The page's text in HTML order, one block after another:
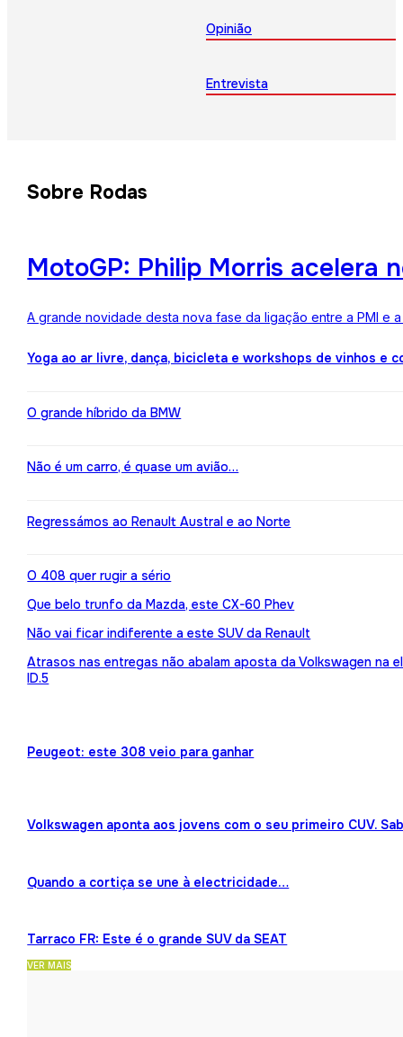
Opinião
Entrevista
Sobre Rodas
MotoGP: Philip Morris acelera
A grande novidade desta nova fase da ligação entre a PMI e
Yoga ao ar livre, dança, bicicleta e workshops de vinhos e
O grande híbrido da BMW
Não é um carro, é quase um avião…
Regressámos ao Renault Austral e ao Norte
O 408 quer rugir a sério
Que belo trunfo da Mazda, este CX-60 Phev
Não vai ficar indiferente a este SUV da Renault
Atrasos nas entregas não abalam aposta da Volkswagen na
ID.5
Peugeot: este 308 veio para ganhar
Volkswagen aponta aos jovens com o seu primeiro CUV.
Quando a cortiça se une à electricidade…
Tarraco FR: Este é o grande SUV da SEAT
VER MAIS